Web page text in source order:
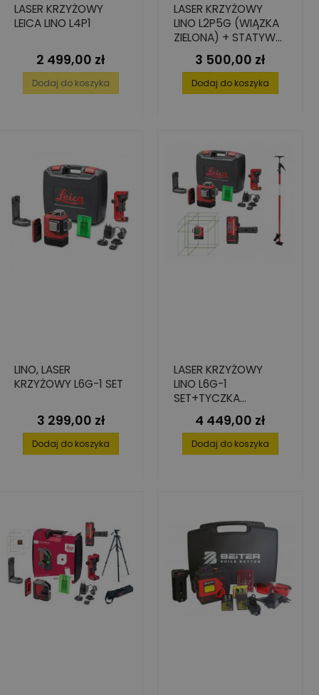
LASER KRZYŻOWY
LEICA LINO L4P1
Cena
2 499,00 zł
Dodaj do koszyka
LASER KRZYŻOWY
LINO L2P5G (WIĄZKA
ZIELONA) + STATYW
LEICA TRI105+
ODBIORNIK LEICA
RGR200
Cena
3 500,00 zł
Dodaj do koszyka
LINO, LASER
KRZYŻOWY L6G-1 SET
Cena
3 299,00 zł
Dodaj do koszyka
LASER KRZYŻOWY
LINO L6G-1
SET+TYCZKA
CLR290+DETEKTOR
RGR200
Cena
4 449,00 zł
Dodaj do koszyka